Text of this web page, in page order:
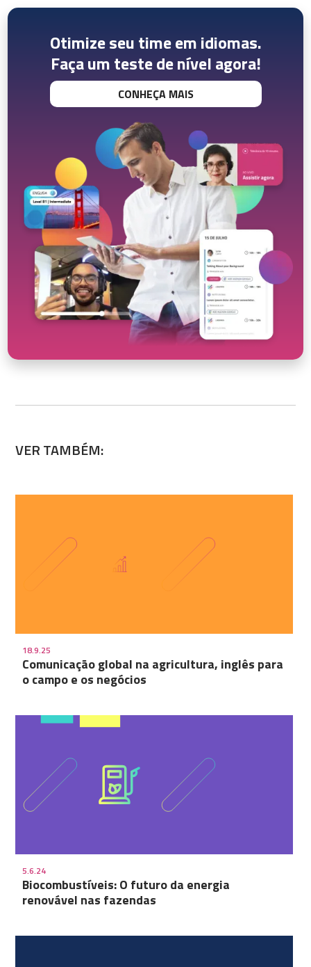
Otimize seu time em idiomas.
Faça um teste de nível agora!
CONHEÇA MAIS
VER TAMBÉM:
18.9.25
Comunicação global na agricultura, inglês para
o campo e os negócios
5.6.24
Biocombustíveis: O futuro da energia
renovável nas fazendas